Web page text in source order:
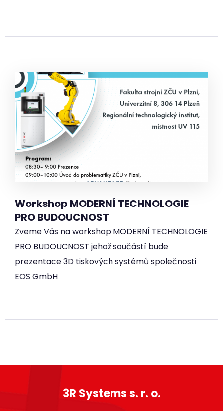
Workshop MODERNÍ TECHNOLOGIE
PRO BUDOUCNOST
Zveme Vás na workshop MODERNÍ TECHNOLOGIE
PRO BUDOUCNOST jehož součástí bude
prezentace 3D tiskových systémů společnosti
EOS GmbH
3R Systems s. r. o.